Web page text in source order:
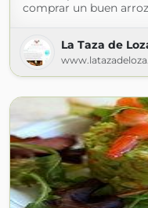
comprar un buen
La Taza de